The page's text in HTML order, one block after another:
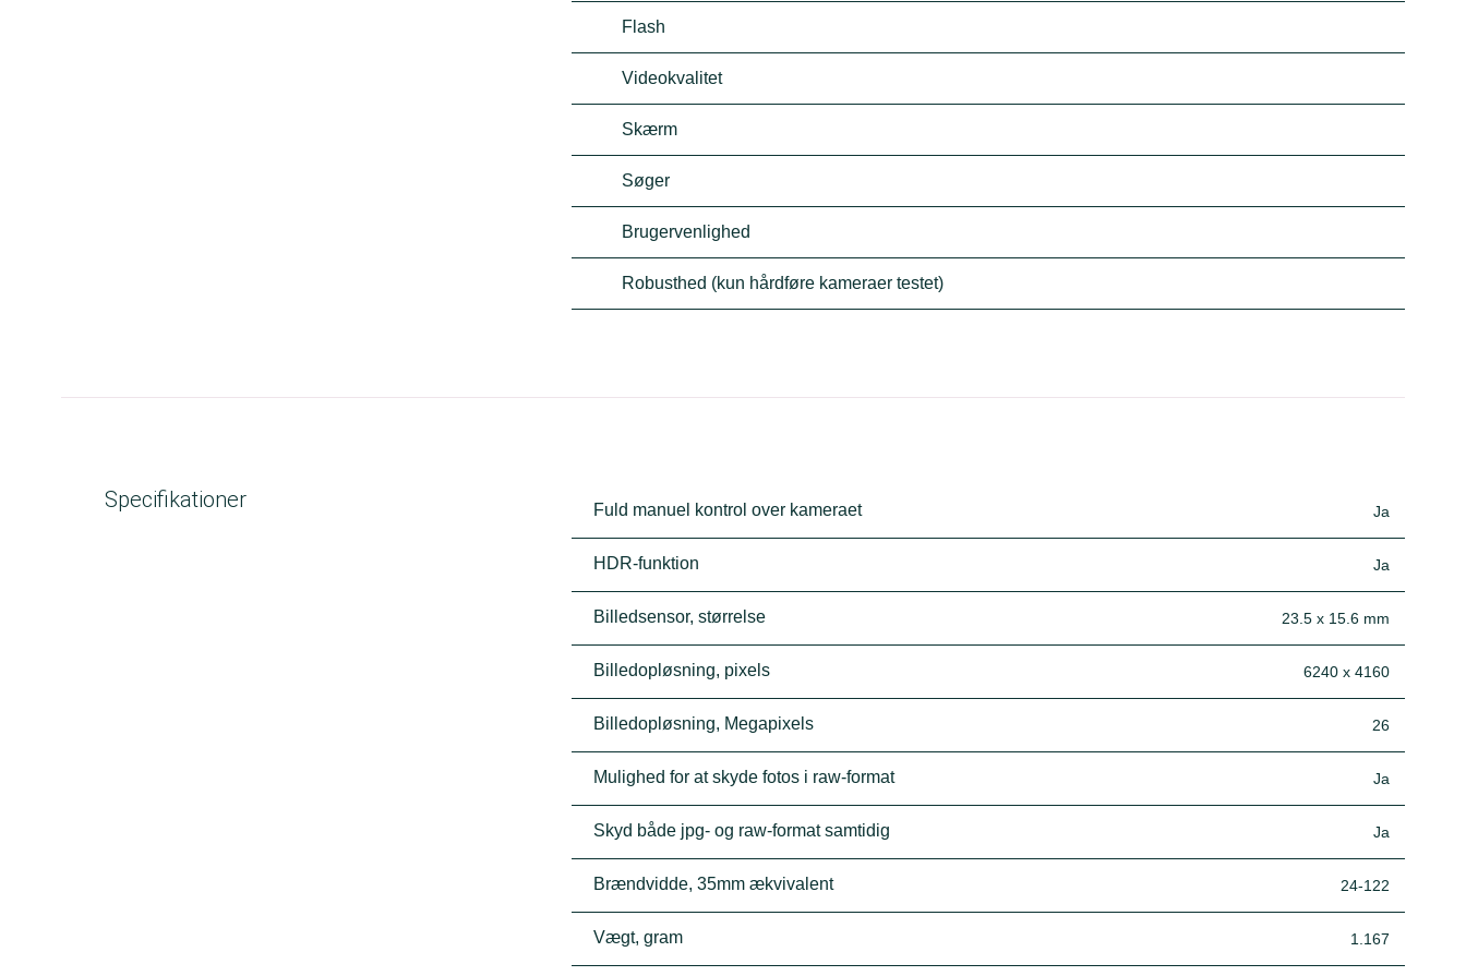
Flash
Videokvalitet
Skærm
Søger
Brugervenlighed
Robusthed (kun hårdføre kameraer testet)
Specifikationer Fuld manuel kontrol over kameraet Ja
HDR-funktion Ja
Billedsensor, størrelse 23.5 x 15.6 mm
Billedopløsning, pixels 6240 x 4160
Billedopløsning, Megapixels 26
Mulighed for at skyde fotos i raw-format Ja
Skyd både jpg- og raw-format samtidig Ja
Brændvidde, 35mm ækvivalent 24-122
Vægt, gram 1.167